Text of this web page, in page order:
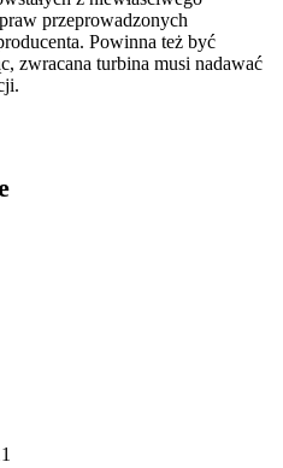
przeprowadzonych
Powinna też być
zwracana turbina musi nadawać